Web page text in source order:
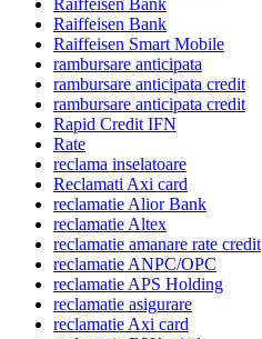
Raiffeisen Bank
Raiffeisen Bank
Raiffeisen Smart Mobile
rambursare anticipata
rambursare anticipata credit
rambursare anticipata credit
Rapid Credit IFN
Rate
reclama inselatoare
Reclamati Axi card
reclamatie Alior Bank
reclamatie Altex
reclamatie amanare rate credit
reclamatie ANPC/OPC
reclamatie APS Holding
reclamatie asigurare
reclamatie Axi card